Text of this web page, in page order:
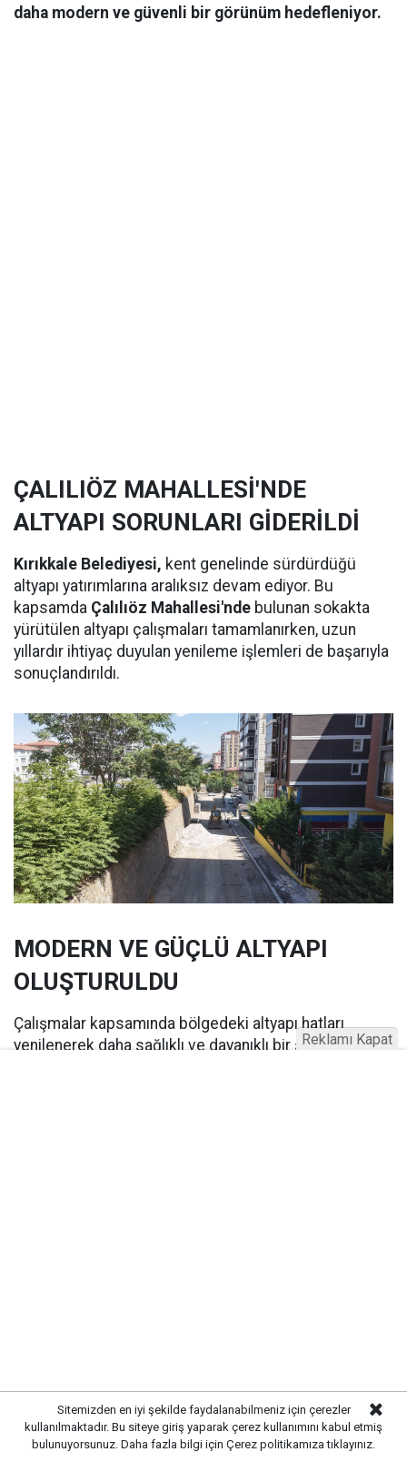
daha modern ve güvenli bir görünüm hedefleniyor.
ÇALILIÖZ MAHALLESİ'NDE
ALTYAPI SORUNLARI GİDERİLDİ
Kırıkkale Belediyesi, kent genelinde sürdürdüğü
altyapı yatırımlarına aralıksız devam ediyor. Bu
kapsamda Çalılıöz Mahallesi'nde bulunan sokakta
yürütülen altyapı çalışmaları tamamlanırken, uzun
yıllardır ihtiyaç duyulan yenileme işlemleri de başarıyla
sonuçlandırıldı.
MODERN VE GÜÇLÜ ALTYAPI
OLUŞTURULDU
Çalışmalar kapsamında bölgedeki altyapı hatları
yenilenerek daha sağlıklı ve dayanıklı bir sistem
Sitemizden en iyi şekilde faydalanabilmeniz için çerezler
kullanılmaktadır. Bu siteye giriş yaparak çerez kullanımını kabul etmiş
bulunuyorsunuz. Daha fazla bilgi için Çerez politikamıza tıklayınız.
Reklamı Kapat